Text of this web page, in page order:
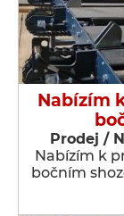
Nabízím
Prodej /
Nabízím k
bočním